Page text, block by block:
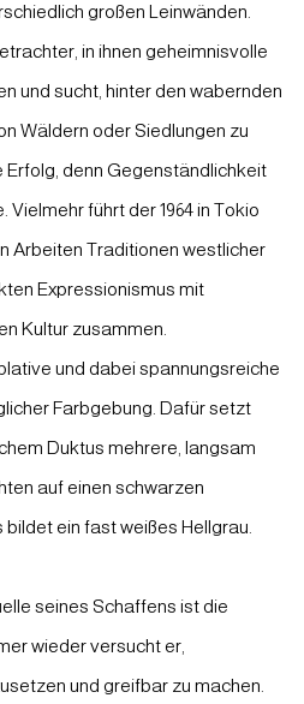
großen Leinwänden.
in ihnen geheimnisvolle
und sucht, hinter den wabernden
Wäldern oder Siedlungen zu
Erfolg, denn Gegenständlichkeit
führt der 1964 in Tokio
Arbeiten Traditionen westlicher
Expressionismus mit
Kultur zusammen.
und dabei spannungsreiche
Farbgebung. Dafür setzt
Duktus mehrere, langsam
auf einen schwarzen
ein fast weißes Hellgrau.
seines Schaffens ist die
wieder versucht er,
und greifbar zu machen.